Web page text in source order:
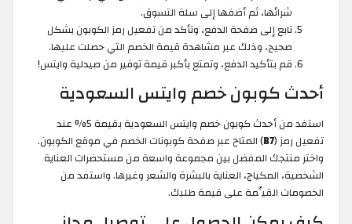
شرائها، ثم أضفها إلى سلة التسوق.
تابع إلى صفحة الدفع، وتأكد من تفعيل رمز الكوبون بشكل
صحيح، وذلك عبر مشاهدة قيمة الخصم التي حصلت عليها.
قم بتأكيد الدفع، وتمتع بأكبر قيمة توفير من صيدلية وايتس!
أحدث كوبون خصم وايتس السعودية
استفد من أحدث كوبون خصم وايتس السعودية بقيمة 5% عند
تفعيل رمز (B7) المتاح عبر صفحة كوبونات الخصم في موقع الكوبون.
واختر منتجك المفضل بين مجموعة واسعة من مستحضرات العناية
الشخصية، المكياج، العناية بالبشرة والشعر وغيرها. واستفد من
الخصومات القيِّمة على قيمة طلبك.